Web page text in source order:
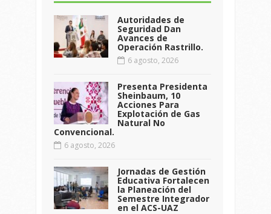
Autoridades de
Seguridad Dan
Avances de
Operación Rastrillo.
6 agosto, 2026
Presenta Presidenta
Sheinbaum, 10
Acciones Para
Explotación de Gas
Natural No
Convencional.
6 agosto, 2026
Jornadas de Gestión
Educativa Fortalecen
la Planeación del
Semestre Integrador
en el ACS-UAZ